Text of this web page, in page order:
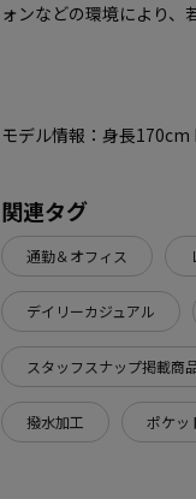
ォンなどの環境により、
モデル情報：身長170cm
関連タグ
通勤＆オフィス
デイリーカジュアル
スタッフスナップ掲載商
撥水加工 ポケッ